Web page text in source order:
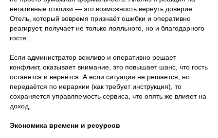
негативные отклики — это возможность вернуть доверие.
Отель, который вовремя признаёт ошибки и оперативно
реагирует, получает не только лояльного, но и благодарного
гостя.
Если администратор вежливо и оперативно решает
конфликт, оказывает внимание, это повышает шанс, что гость
останется и вернётся. А если ситуация не решается, но
передаётся по иерархии (как требует инструкция), то
сохраняется управляемость сервиса, что опять же влияет на
доход.
Экономика времени и ресурсов